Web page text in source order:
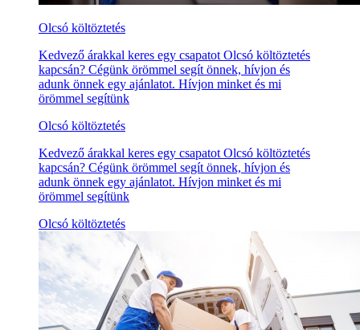
Olcsó költöztetés
Kedvező árakkal keres egy csapatot Olcsó költöztetés
kapcsán? Cégünk örömmel segít önnek, hívjon és
adunk önnek egy ajánlatot. Hívjon minket és mi
örömmel segítünk
Olcsó költöztetés
Kedvező árakkal keres egy csapatot Olcsó költöztetés
kapcsán? Cégünk örömmel segít önnek, hívjon és
adunk önnek egy ajánlatot. Hívjon minket és mi
örömmel segítünk
Olcsó költöztetés